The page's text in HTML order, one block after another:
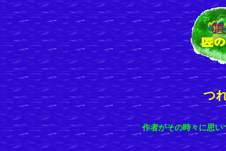
つ
作者がその時々に思